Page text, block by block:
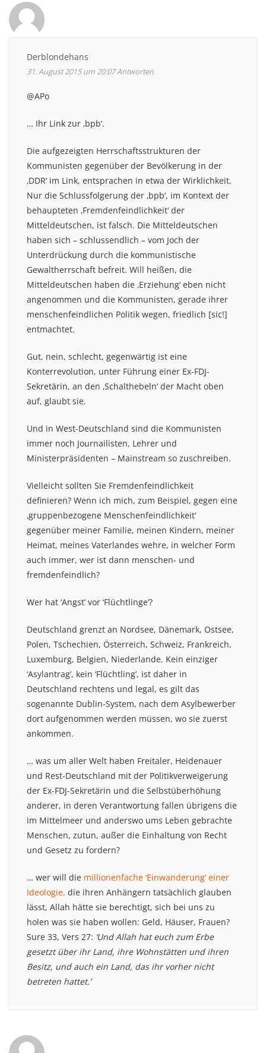
Derblondehans
31. August 2015 um 20:07Antworten
@APo
… Ihr Link zur ‚bpb‘.
Die aufgezeigten Herrschaftsstrukturen der
Kommunisten gegenüber der Bevölkerung in der
‚DDR‘ im Link, entsprachen in etwa der Wirklichkeit.
Nur die Schlussfolgerung der ‚bpb‘, im Kontext der
behaupteten ‚Fremdenfeindlichkeit‘ der
Mitteldeutschen, ist falsch. Die Mitteldeutschen
haben sich – schlussendlich – vom Joch der
Unterdrückung durch die kommunistische
Gewaltherrschaft befreit. Will heißen, die
Mitteldeutschen haben die ‚Erziehung‘ eben nicht
angenommen und die Kommunisten, gerade ihrer
menschenfeindlichen Politik wegen, friedlich [sic!]
entmachtet.
Gut, nein, schlecht, gegenwärtig ist eine
Konterrevolution, unter Führung einer Ex-FDJ-
Sekretärin, an den ‚Schalthebeln‘ der Macht oben
auf, glaubt sie.
Und in West-Deutschland sind die Kommunisten
immer noch Journailisten, Lehrer und
Ministerpräsidenten – Mainstream so zuschreiben.
Vielleicht sollten Sie Fremdenfeindlichkeit
definieren? Wenn ich mich, zum Beispiel, gegen eine
‚gruppenbezogene Menschenfeindlichkeit‘
gegenüber meiner Familie, meinen Kindern, meiner
Heimat, meines Vaterlandes wehre, in welcher Form
auch immer, wer ist dann menschen- und
fremdenfeindlich?
Wer hat ‘Angst’ vor ‘Flüchtlinge’?
Deutschland grenzt an Nordsee, Dänemark, Ostsee,
Polen, Tschechien, Österreich, Schweiz, Frankreich,
Luxemburg, Belgien, Niederlande. Kein einziger
‘Asylantrag’, kein ‘Flüchtling’, ist daher in
Deutschland rechtens und legal, es gilt das
sogenannte Dublin-System, nach dem Asylbewerber
dort aufgenommen werden müssen, wo sie zuerst
ankommen.
… was um aller Welt haben Freitaler, Heidenauer
und Rest-Deutschland mit der Politikverweigerung
der Ex-FDJ-Sekretärin und die Selbstüberhöhung
anderer, in deren Verantwortung fallen übrigens die
im Mittelmeer und anderswo ums Leben gebrachte
Menschen, zutun, außer die Einhaltung von Recht
und Gesetz zu fordern?
… wer will die millionenfache ‘Einwanderung’ einer
Ideologie, die ihren Anhängern tatsächlich glauben
lässt, Allah hätte sie berechtigt, sich bei uns zu
holen was sie haben wollen: Geld, Häuser, Frauen?
Sure 33, Vers 27: ‘Und Allah hat euch zum Erbe
gesetzt über ihr Land, ihre Wohnstätten und ihren
Besitz, und auch ein Land, das ihr vorher nicht
betreten hattet.’